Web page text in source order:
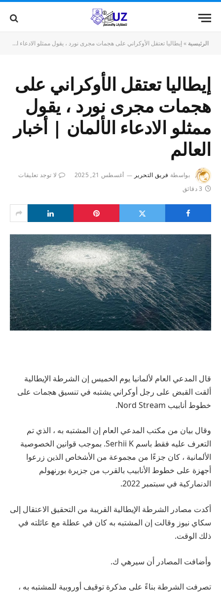
الرئيسية » إيطاليا تعتقل الأوكراني على هجمات مجرى نورد ، يقول ممثلو الادعاء الألمان | أخبار العالم
إيطاليا تعتقل الأوكراني على
هجمات مجرى نورد ، يقول
ممثلو الادعاء الألمان | أخبار
العالم
بواسطة فريق التحرير أغسطس 21, 2025
لا توجد تعليقات
3 دقائق
قال المدعي العام لألمانيا يوم الخميس إن الشرطة الإيطالية
ألقت القبض على رجل أوكراني يشتبه في تنسيق هجمات على
خطوط أنابيب Nord Stream.
وقال بيان من مكتب المدعي العام إن المشتبه به ، الذي تم
التعرف عليه فقط باسم Serhii K. بموجب قوانين الخصوصية
الألمانية ، كان جزءًا من مجموعة من الأشخاص الذين زرعوا
أجهزة على خطوط الأنابيب بالقرب من جزيرة بورنهولم
الدنماركية في سبتمبر 2022.
أكدت مصادر الشرطة الإيطالية القريبة من التحقيق الاعتقال إلى
سكاي نيوز وقالت إن المشتبه به كان في عطلة مع عائلته في
ذلك الوقت.
وأضافت المصادر أن سيرهي ك.
تصرفت الشرطة بناءً على مذكرة توقيف أوروبية للمشتبه به ،